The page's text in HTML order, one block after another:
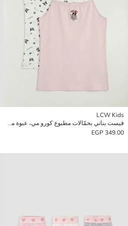
LCW Kids
فيست بناتي بحمّالات مطبوع كورو مي، عبوة من 2 قطع
349.00 EGP